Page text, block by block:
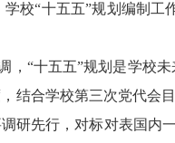
学校“十五五”规划编制
， “十五五”规划是学校
结合学校第三次党代会
研先行，对标对表国内